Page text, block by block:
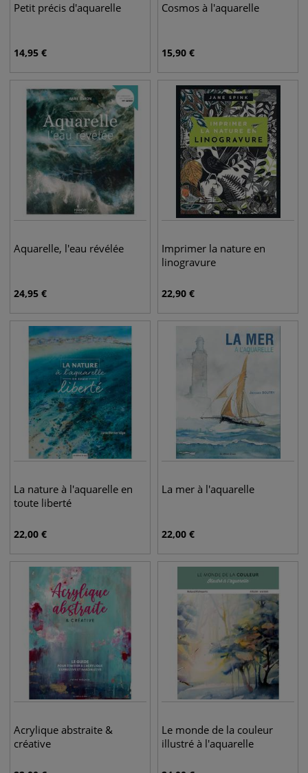
Petit précis d'aquarelle
14,95 €
Cosmos à l'aquarelle
15,90 €
Aquarelle, l'eau révélée
24,95 €
Imprimer la nature en
linogravure
22,90 €
La nature à l'aquarelle en
toute liberté
22,00 €
La mer à l'aquarelle
22,00 €
Acrylique abstraite &
créative
Le monde de la couleur
illustré à l'aquarelle